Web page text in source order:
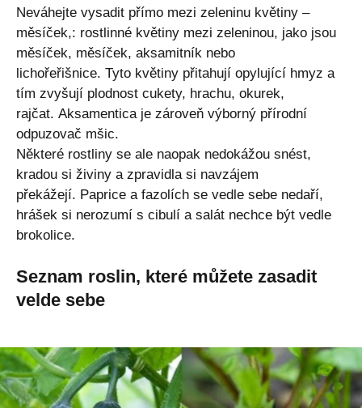
Neváhejte vysadit přímo mezi zeleninu květiny –
měsíček,: rostlinné květiny mezi zeleninou, jako jsou
měsíček, měsíček, aksamitník nebo
lichořeřišnice. Tyto květiny přitahují opylující hmyz a
tím zvyšují plodnost cukety, hrachu, okurek,
rajčat. Aksamentica je zároveň výborný přírodní
odpuzovač mšic.
Některé rostliny se ale naopak nedokážou snést,
kradou si živiny a zpravidla si navzájem
překážejí. Paprice a fazolích se vedle sebe nedaří,
hrášek si nerozumí s cibulí a salát nechce být vedle
brokolice.
Seznam roslin, které můžete zasadit
velde sebe